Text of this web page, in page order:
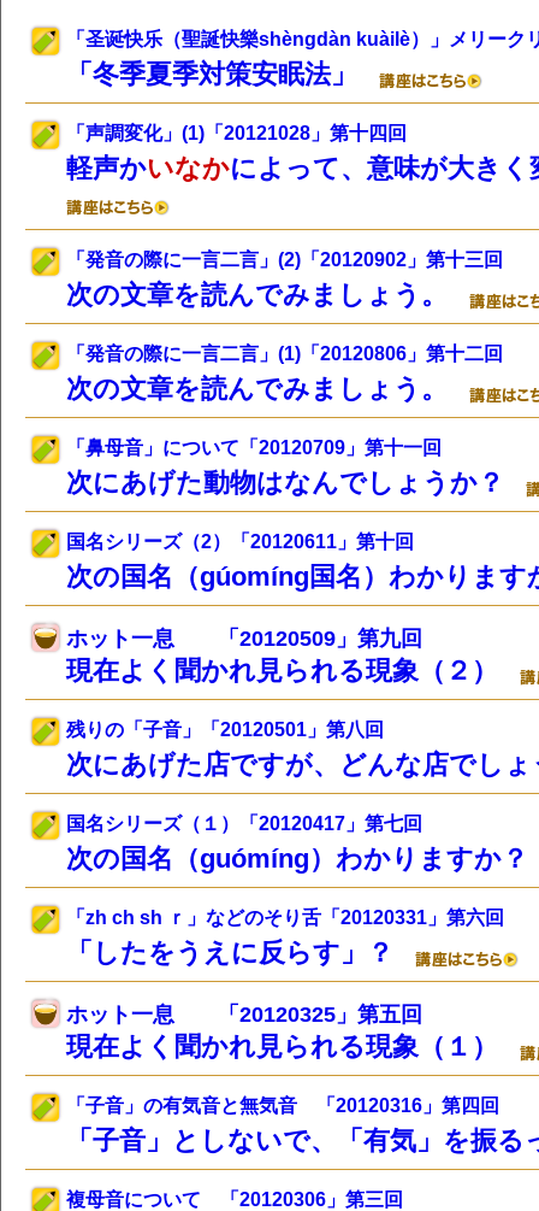
「圣诞快乐（聖誕快樂shèngdàn kuàilè）」メリーク
「冬季夏季対策安眠法」
「声調変化」(1)「20121028」第十四回
軽声かいなかによって、意味が大き
「発音の際に一言二言」(2)「20120902」第十三回
次の文章を読んでみましょう。
「発音の際に一言二言」(1)「20120806」第十二回
次の文章を読んでみましょう。
「鼻母音」について「20120709」第十一回
次にあげた動物はなんでしょうか？
国名シリーズ（2）「20120611」第十回
次の国名（gúomíng国名）わかりま
ホット一息 「20120509」第九回
現在よく聞かれ見られる現象（２）
残りの「子音」「20120501」第八回
次にあげた店ですが、どんな店でし
国名シリーズ（１）「20120417」第七回
次の国名（guómíng）わかりますか
「zh ch sh ｒ」などのそり舌「20120331」第六回
「したをうえに反らす」？
ホット一息 「20120325」第五回
現在よく聞かれ見られる現象（１）
「子音」の有気音と無気音 「20120316」第四回
「子音」としないで、「有気」を振
複母音について 「20120306」第三回